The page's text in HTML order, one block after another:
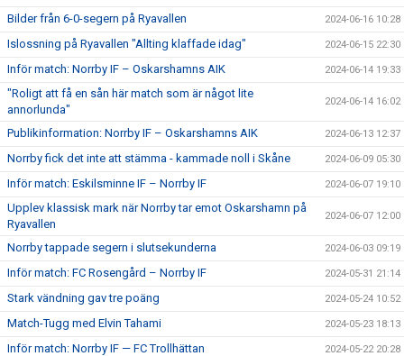
Bilder från 6-0-segern på Ryavallen 2024-06-16 10:28
Islossning på Ryavallen "Allting klaffade idag" 2024-06-15 22:30
Inför match: Norrby IF – Oskarshamns AIK 2024-06-14 19:33
"Roligt att få en sån här match som är något lite
annorlunda"
2024-06-14 16:02
Publikinformation: Norrby IF – Oskarshamns AIK 2024-06-13 12:37
Norrby fick det inte att stämma - kammade noll i Skåne 2024-06-09 05:30
Inför match: Eskilsminne IF – Norrby IF 2024-06-07 19:10
Upplev klassisk mark när Norrby tar emot Oskarshamn på
Ryavallen
2024-06-07 12:00
Norrby tappade segern i slutsekunderna 2024-06-03 09:19
Inför match: FC Rosengård – Norrby IF 2024-05-31 21:14
Stark vändning gav tre poäng 2024-05-24 10:52
Match-Tugg med Elvin Tahami 2024-05-23 18:13
Inför match: Norrby IF — FC Trollhättan 2024-05-22 20:28